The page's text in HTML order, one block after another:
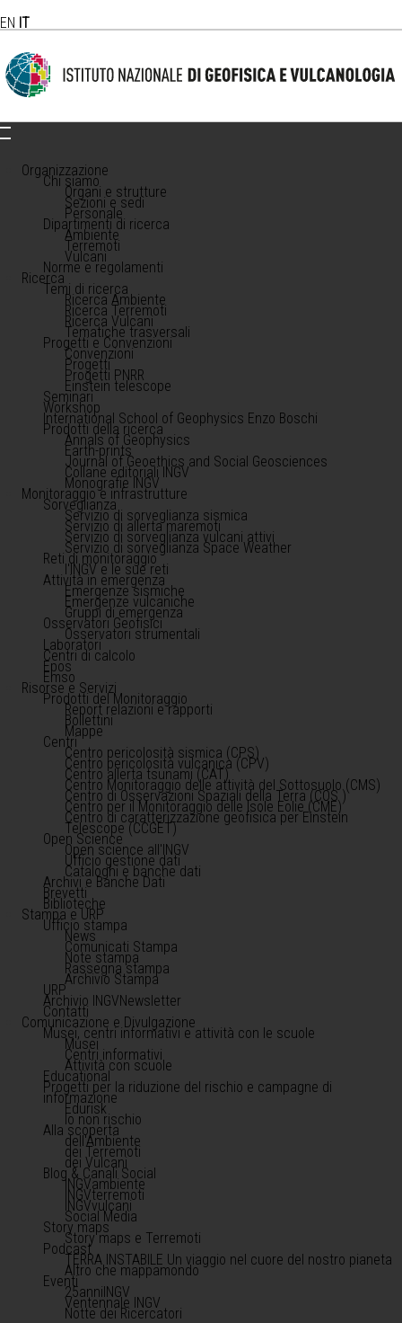
EN IT
Organizzazione
Chi siamo
Organi e strutture
Sezioni e sedi
Personale
Dipartimenti di ricerca
Ambiente
Terremoti
Vulcani
Norme e regolamenti
Ricerca
Temi di ricerca
Ricerca Ambiente
Ricerca Terremoti
Ricerca Vulcani
Tematiche trasversali
Progetti e Convenzioni
Convenzioni
Progetti
Progetti PNRR
Einstein telescope
Seminari
Workshop
International School of Geophysics Enzo Boschi
Prodotti della ricerca
Annals of Geophysics
Earth-prints
Journal of Geoethics and Social Geosciences
Collane editoriali INGV
Monografie INGV
Monitoraggio e infrastrutture
Sorveglianza
Servizio di sorveglianza sismica
Servizio di allerta maremoti
Servizio di sorveglianza vulcani attivi
Servizio di sorveglianza Space Weather
Reti di monitoraggio
l'INGV e le sue reti
Attività in emergenza
Emergenze sismiche
Emergenze vulcaniche
Gruppi di emergenza
Osservatori Geofisici
Osservatori strumentali
Laboratori
Centri di calcolo
Epos
Emso
Risorse e Servizi
Prodotti del Monitoraggio
Report relazioni e rapporti
Bollettini
Mappe
Centri
Centro pericolosità sismica (CPS)
Centro pericolosità vulcanica (CPV)
Centro allerta tsunami (CAT)
Centro Monitoraggio delle attività del Sottosuolo (CMS)
Centro di Osservazioni Spaziali della Terra (COS )
Centro per il Monitoraggio delle Isole Eolie (CME)
Centro di caratterizzazione geofisica per Einstein
Telescope (CCGET)
Open Science
Open science all'INGV
Ufficio gestione dati
Cataloghi e banche dati
Archivi e Banche Dati
Brevetti
Biblioteche
Stampa e URP
Ufficio stampa
News
Comunicati Stampa
Note stampa
Rassegna stampa
Archivio Stampa
URP
Archivio INGVNewsletter
Contatti
Comunicazione e Divulgazione
Musei, centri informativi e attività con le scuole
Musei
Centri informativi
Attività con scuole
Educational
Progetti per la riduzione del rischio e campagne di
informazione
Edurisk
Io non rischio
Alla scoperta
dell'Ambiente
dei Terremoti
dei Vulcani
Blog & Canali Social
INGVambiente
INGVterremoti
INGVvulcani
Social Media
Story maps
Story maps e Terremoti
Podcast
TERRA INSTABILE Un viaggio nel cuore del nostro pianeta
Altro che mappamondo
Eventi
25anniINGV
Ventennale INGV
Notte dei Ricercatori